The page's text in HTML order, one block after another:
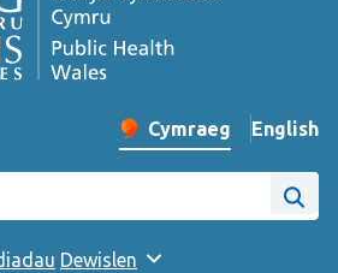
Newid iaith y wefan
Cymraeg English
–
Cyhoeddus Cymru
Dewislen